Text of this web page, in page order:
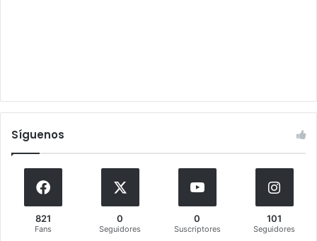
Síguenos
821
Fans
0
Seguidores
0
Suscriptores
101
Seguidores